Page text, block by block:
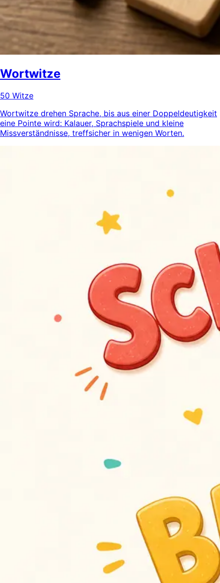
Wortwitze
50 Witze
Wortwitze drehen Sprache, bis aus einer Doppeldeutigkeit
eine Pointe wird: Kalauer, Sprachspiele und kleine
Missverständnisse, treffsicher in wenigen Worten.